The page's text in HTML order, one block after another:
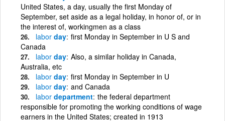
United States, a day, usually the first Monday of
September, set aside as a legal holiday, in honor of, or in
the interest of, workingmen as a class
labor day first Monday in September in U S and
Canada
labor day Also, a similar holiday in Canada,
Australia, etc
labor day first Monday in September in U
labor day and Canada
labor department the federal department
responsible for promoting the working conditions of wage
earners in the United States; created in 1913